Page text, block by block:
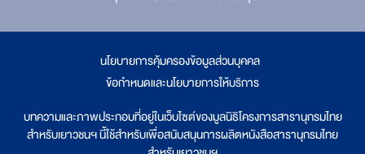
นโยบายการคุ้มครองข้อมูลส่วนบุคคล
ข้อกำหนดและนโยบายการให้บริการ
บทความและภาพประกอบที่อยู่ในเว็บไซต์ของมูลนิธิโครงการสารานุกรมไทย
สำหรับเยาวชนฯ นี้ใช้สำหรับเพื่อสนับสนุนการผลิตหนังสือสารานุกรมไทย